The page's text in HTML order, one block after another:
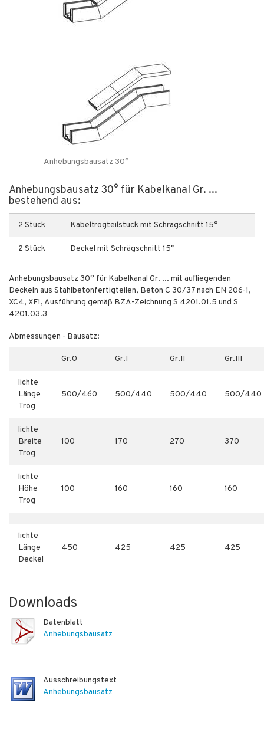
Anhebungsbausatz 30°
Anhebungsbausatz 30° für Kabelkanal Gr. ...
bestehend aus:
2 Stück Kabeltrogteilstück mit Schrägschnitt 15°
2 Stück Deckel mit Schrägschnitt 15°
Anhebungsbausatz 30° für Kabelkanal Gr. ... mit aufliegenden
Deckeln aus Stahlbetonfertigteilen, Beton C 30/37 nach EN 206-1,
XC4, XF1, Ausführung gemäß BZA-Zeichnung S 4201.01.5 und S
4201.03.3
Abmessungen - Bausatz:
Gr.0 Gr.I Gr.II Gr.III
lichte
Länge
Trog
500/460 500/440 500/440 500/440
lichte
Breite
Trog
100 170 270 370
lichte
Höhe
Trog
100 160 160 160
lichte
Länge
Deckel
450 425 425 425
Downloads
Datenblatt
Anhebungsbausatz
Ausschreibungstext
Anhebungsbausatz